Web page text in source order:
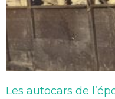
Les autocars de